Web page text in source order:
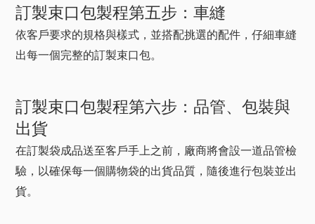
訂製束口包製程第五步：車縫
依客戶要求的規格與樣式，並搭配挑選的配件，仔細車縫
出每一個完整的訂製束口包。
訂製束口包製程第六步：品管、包裝與
出貨
在訂製袋成品送至客戶手上之前，廠商將會設一道品管檢
驗，以確保每一個購物袋的出貨品質，隨後進行包裝並出
貨。